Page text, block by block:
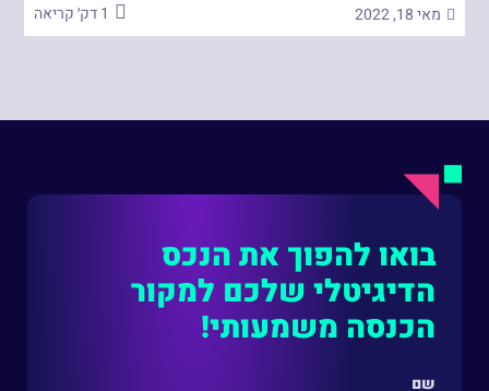
מאי 18, 2022 1 דק׳ קריאה
בואו להפוך את הנכס
הדיגיטלי שלכם למקור
הכנסה משמעותי!
שם